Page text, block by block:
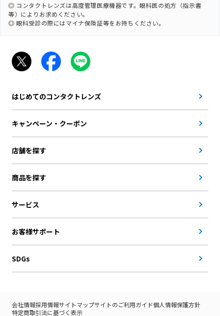
◎ コンタクトレンズは高度管理医療機器です。眼科医の処方（指示書
等）によりお求めください。
◎ 眼科受診の際にはマイナ保険証等をお持ちください。
はじめてのコンタクトレンズ
キャンペーン・クーポン
店舗を探す
商品を探す
サービス
お客様サポート
SDGs
会社情報採用情報サイトマップサイトのご利用ガイド個人情報保護方針
特定商取引法に基づく表示